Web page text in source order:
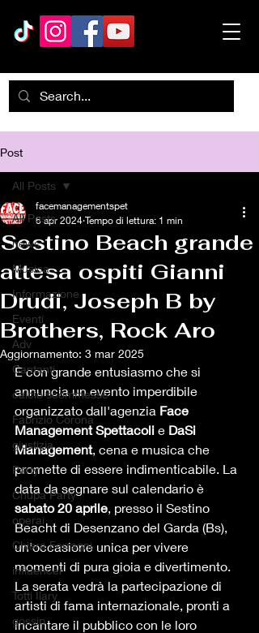
Post
All Posts
news
Musica
Informazione
Eventi
Adv
Cantanti
calcio scommesse
Fabrizio Corona
giustizia
Party
Chupa Party
operai
Chiara Ferragni
influencer
Totti Ilary
gossip
All Posts
Sestino Beach grande
attesa ospiti Gianni
Drudi, Joseph B by
Brothers, Rock Aro
facemanagementspet
6 apr 2024 Tempo di lettura: 1 min
Aggiornamento: 3 mar 2025
È con grande entusiasmo che si
annuncia un evento imperdibile
organizzato dall'agenzia Face
Management Spettacoli e DaSi
Management, cena e musica che
promette di essere indimenticabile. La
data da segnare sul calendario è
sabato 20 aprile, presso il Sestino
Beacht di Desenzano del Garda (Bs),
un'occasione unica per vivere
momenti di pura gioia e divertimento.
La serata vedrà la partecipazione di
artisti di fama internazionale, pronti a
incantare il pubblico con le loro